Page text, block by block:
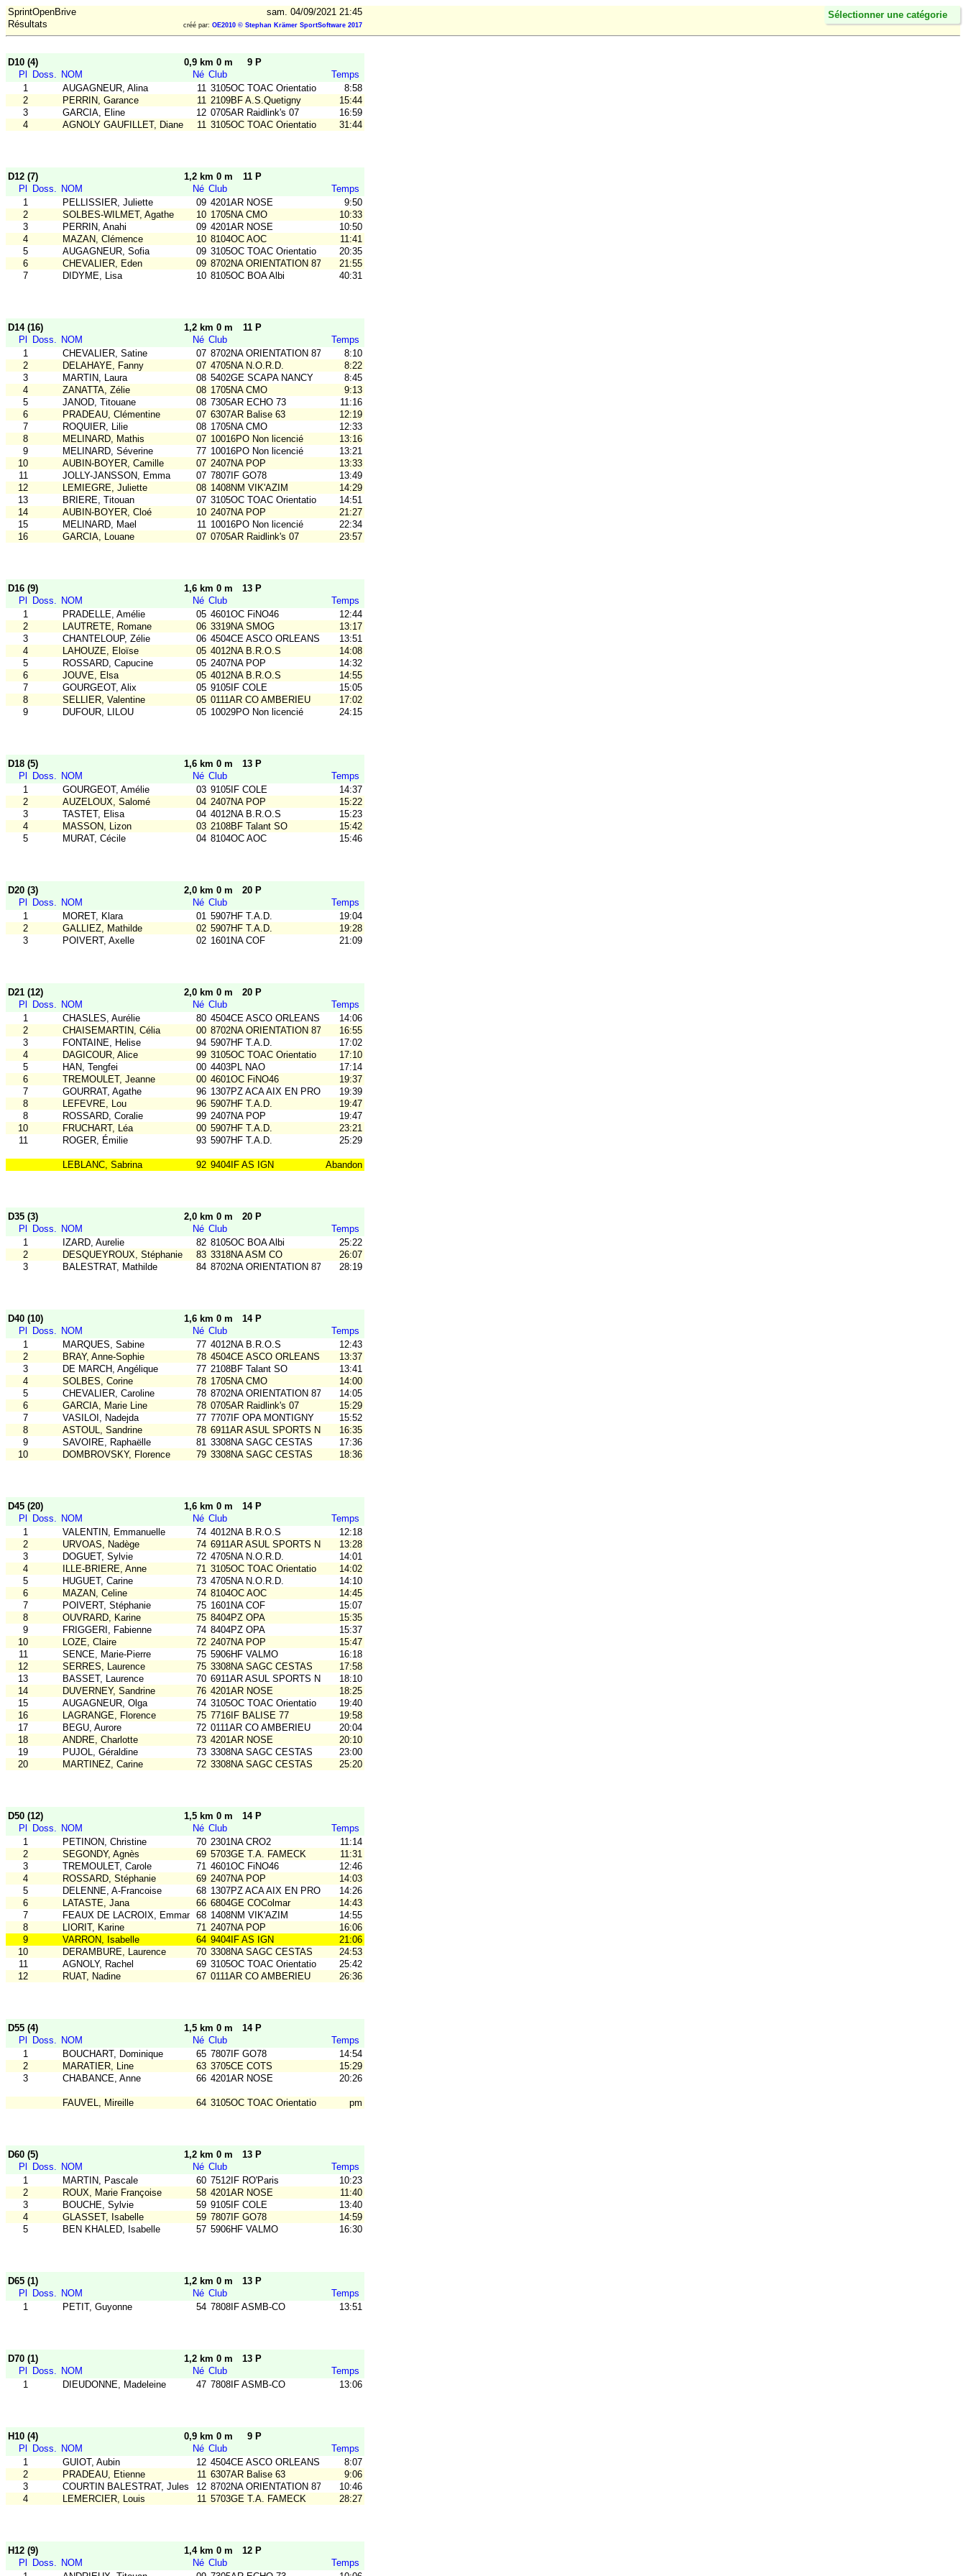
SprintOpenBrive
sam. 04/09/2021 21:45
Résultats
créé par: OE2010 © Stephan Krämer SportSoftware 2017
D10 (4) 0,9 km 0 m
9 P
Pl
Doss. NOM Né Club
Temps
1
AUGAGNEUR, Alina 11 3105OC TOAC Orientatio
8:58
2
PERRIN, Garance 11 2109BF A.S.Quetigny
15:44
3
GARCIA, Eline 12 0705AR Raidlink's 07
16:59
4
AGNOLY GAUFILLET, Diane 11 3105OC TOAC Orientatio 31:44
D12 (7) 1,2 km 0 m
11 P
Pl
Doss. NOM Né Club
Temps
1
PELLISSIER, Juliette 09 4201AR NOSE
9:50
2
SOLBES-WILMET, Agathe 10 1705NA CMO
10:33
3
PERRIN, Anahi 09 4201AR NOSE
10:50
4
MAZAN, Clémence 10 8104OC AOC
11:41
5
AUGAGNEUR, Sofia 09 3105OC TOAC Orientatio
20:35
6
CHEVALIER, Eden 09 8702NA ORIENTATION 87
21:55
7
DIDYME, Lisa 10 8105OC BOA Albi 40:31
D14 (16) 1,2 km 0 m
11 P
Pl
Doss. NOM Né Club
Temps
1
CHEVALIER, Satine 07 8702NA ORIENTATION 87
8:10
2
DELAHAYE, Fanny 07 4705NA N.O.R.D.
8:22
3
MARTIN, Laura 08 5402GE SCAPA NANCY
8:45
4
ZANATTA, Zélie 08 1705NA CMO
9:13
5
JANOD, Titouane 08 7305AR ECHO 73
11:16
6
PRADEAU, Clémentine 07 6307AR Balise 63
12:19
7
ROQUIER, Lilie 08 1705NA CMO
12:33
8
MELINARD, Mathis 07 10016PO Non licencié
13:16
9
MELINARD, Séverine 77 10016PO Non licencié
13:21
10
AUBIN-BOYER, Camille 07 2407NA POP
13:33
11
JOLLY-JANSSON, Emma 07 7807IF GO78
13:49
12
LEMIEGRE, Juliette 08 1408NM VIK'AZIM
14:29
13
BRIERE, Titouan 07 3105OC TOAC Orientatio
14:51
14
AUBIN-BOYER, Cloé 10 2407NA POP
21:27
15
MELINARD, Mael 11 10016PO Non licencié
22:34
16
GARCIA, Louane 07 0705AR Raidlink's 07 23:57
D16 (9) 1,6 km 0 m
13 P
Pl
Doss. NOM Né Club
Temps
1
PRADELLE, Amélie 05 4601OC FiNO46
12:44
2
LAUTRETE, Romane 06 3319NA SMOG
13:17
3
CHANTELOUP, Zélie 06 4504CE ASCO ORLEANS
13:51
4
LAHOUZE, Eloïse 05 4012NA B.R.O.S
14:08
5
ROSSARD, Capucine 05 2407NA POP
14:32
6
JOUVE, Elsa 05 4012NA B.R.O.S
14:55
7
GOURGEOT, Alix 05 9105IF COLE
15:05
8
SELLIER, Valentine 05 0111AR CO AMBERIEU
17:02
9
DUFOUR, LILOU 05 10029PO Non licencié 24:15
D18 (5) 1,6 km 0 m
13 P
Pl
Doss. NOM Né Club
Temps
1
GOURGEOT, Amélie 03 9105IF COLE
14:37
2
AUZELOUX, Salomé 04 2407NA POP
15:22
3
TASTET, Elisa 04 4012NA B.R.O.S
15:23
4
MASSON, Lizon 03 2108BF Talant SO
15:42
5
MURAT, Cécile 04 8104OC AOC 15:46
D20 (3) 2,0 km 0 m
20 P
Pl
Doss. NOM Né Club
Temps
1
MORET, Klara 01 5907HF T.A.D.
19:04
2
GALLIEZ, Mathilde 02 5907HF T.A.D.
19:28
3
POIVERT, Axelle 02 1601NA COF 21:09
D21 (12) 2,0 km 0 m
20 P
Pl
Doss. NOM Né Club
Temps
1
CHASLES, Aurélie 80 4504CE ASCO ORLEANS
14:06
2
CHAISEMARTIN, Célia 00 8702NA ORIENTATION 87
16:55
3
FONTAINE, Helise 94 5907HF T.A.D.
17:02
4
DAGICOUR, Alice 99 3105OC TOAC Orientatio
17:10
5
HAN, Tengfei 00 4403PL NAO
17:14
6
TREMOULET, Jeanne 00 4601OC FiNO46
19:37
7
GOURRAT, Agathe 96 1307PZ ACA AIX EN PROV
19:39
8
LEFEVRE, Lou 96 5907HF T.A.D.
19:47
8
ROSSARD, Coralie 99 2407NA POP
19:47
10
FRUCHART, Léa 00 5907HF T.A.D.
23:21
11
ROGER, Émilie 93 5907HF T.A.D. 25:29
LEBLANC, Sabrina 92 9404IF AS IGN Abandon
D35 (3) 2,0 km 0 m
20 P
Pl
Doss. NOM Né Club
Temps
1
IZARD, Aurelie 82 8105OC BOA Albi
25:22
2
DESQUEYROUX, Stéphanie 83 3318NA ASM CO
26:07
3
BALESTRAT, Mathilde 84 8702NA ORIENTATION 87 28:19
D40 (10) 1,6 km 0 m
14 P
Pl
Doss. NOM Né Club
Temps
1
MARQUES, Sabine 77 4012NA B.R.O.S
12:43
2
BRAY, Anne-Sophie 78 4504CE ASCO ORLEANS
13:37
3
DE MARCH, Angélique 77 2108BF Talant SO
13:41
4
SOLBES, Corine 78 1705NA CMO
14:00
5
CHEVALIER, Caroline 78 8702NA ORIENTATION 87
14:05
6
GARCIA, Marie Line 78 0705AR Raidlink's 07
15:29
7
VASILOI, Nadejda 77 7707IF OPA MONTIGNY
15:52
8
ASTOUL, Sandrine 78 6911AR ASUL SPORTS NAT
16:35
9
SAVOIRE, Raphaëlle 81 3308NA SAGC CESTAS
17:36
10
DOMBROVSKY, Florence 79 3308NA SAGC CESTAS 18:36
D45 (20) 1,6 km 0 m
14 P
Pl
Doss. NOM Né Club
Temps
1
VALENTIN, Emmanuelle 74 4012NA B.R.O.S
12:18
2
URVOAS, Nadège 74 6911AR ASUL SPORTS NAT
13:28
3
DOGUET, Sylvie 72 4705NA N.O.R.D.
14:01
4
ILLE-BRIERE, Anne 71 3105OC TOAC Orientatio
14:02
5
HUGUET, Carine 73 4705NA N.O.R.D.
14:10
6
MAZAN, Celine 74 8104OC AOC
14:45
7
POIVERT, Stéphanie 75 1601NA COF
15:07
8
OUVRARD, Karine 75 8404PZ OPA
15:35
9
FRIGGERI, Fabienne 74 8404PZ OPA
15:37
10
LOZE, Claire 72 2407NA POP
15:47
11
SENCE, Marie-Pierre 75 5906HF VALMO
16:18
12
SERRES, Laurence 75 3308NA SAGC CESTAS
17:58
13
BASSET, Laurence 70 6911AR ASUL SPORTS NAT
18:10
14
DUVERNEY, Sandrine 76 4201AR NOSE
18:25
15
AUGAGNEUR, Olga 74 3105OC TOAC Orientatio
19:40
16
LAGRANGE, Florence 75 7716IF BALISE 77
19:58
17
BEGU, Aurore 72 0111AR CO AMBERIEU
20:04
18
ANDRE, Charlotte 73 4201AR NOSE
20:10
19
PUJOL, Géraldine 73 3308NA SAGC CESTAS
23:00
20
MARTINEZ, Carine 72 3308NA SAGC CESTAS 25:20
D50 (12) 1,5 km 0 m
14 P
Pl
Doss. NOM Né Club
Temps
1
PETINON, Christine 70 2301NA CRO2
11:14
2
SEGONDY, Agnès 69 5703GE T.A. FAMECK
11:31
3
TREMOULET, Carole 71 4601OC FiNO46
12:46
4
ROSSARD, Stéphanie 69 2407NA POP
14:03
5
DELENNE, A-Francoise 68 1307PZ ACA AIX EN PROV
14:26
6
LATASTE, Jana 66 6804GE COColmar
14:43
7
FEAUX DE LACROIX, Emmanuelle
68 1408NM VIK'AZIM
14:55
8
LIORIT, Karine 71 2407NA POP
16:06
9
VARRON, Isabelle 64 9404IF AS IGN
21:06
10
DERAMBURE, Laurence 70 3308NA SAGC CESTAS
24:53
11
AGNOLY, Rachel 69 3105OC TOAC Orientatio
25:42
12
RUAT, Nadine 67 0111AR CO AMBERIEU 26:36
D55 (4) 1,5 km 0 m
14 P
Pl
Doss. NOM Né Club
Temps
1
BOUCHART, Dominique 65 7807IF GO78
14:54
2
MARATIER, Line 63 3705CE COTS
15:29
3
CHABANCE, Anne 66 4201AR NOSE 20:26
FAUVEL, Mireille 64 3105OC TOAC Orientatio pm
D60 (5) 1,2 km 0 m
13 P
Pl
Doss. NOM Né Club
Temps
1
MARTIN, Pascale 60 7512IF RO'Paris
10:23
2
ROUX, Marie Françoise 58 4201AR NOSE
11:40
3
BOUCHE, Sylvie 59 9105IF COLE
13:40
4
GLASSET, Isabelle 59 7807IF GO78
14:59
5
BEN KHALED, Isabelle 57 5906HF VALMO 16:30
D65 (1) 1,2 km 0 m
13 P
Pl
Doss. NOM Né Club
Temps
1
PETIT, Guyonne 54 7808IF ASMB-CO 13:51
D70 (1) 1,2 km 0 m
13 P
Pl
Doss. NOM Né Club
Temps
1
DIEUDONNE, Madeleine 47 7808IF ASMB-CO 13:06
H10 (4) 0,9 km 0 m
9 P
Pl
Doss. NOM Né Club
Temps
1
GUIOT, Aubin 12 4504CE ASCO ORLEANS
8:07
2
PRADEAU, Etienne 11 6307AR Balise 63
9:06
3
COURTIN BALESTRAT, Jules 12 8702NA ORIENTATION 87
10:46
4
LEMERCIER, Louis 11 5703GE T.A. FAMECK 28:27
H12 (9) 1,4 km 0 m
12 P
Pl
Doss. NOM Né Club
Temps
Sélectionner une catégorie